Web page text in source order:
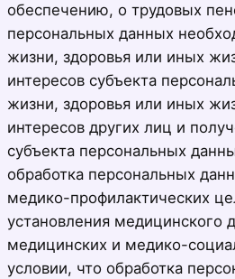
обеспечению, о трудовых
персональных данных
жизни, здоровья или иных
интересов субъекта
жизни, здоровья или иных
интересов других лиц и
субъекта персональных
обработка персональных
медико-профилактических
установления медицинского
медицинских и медико-
условии, что обработка